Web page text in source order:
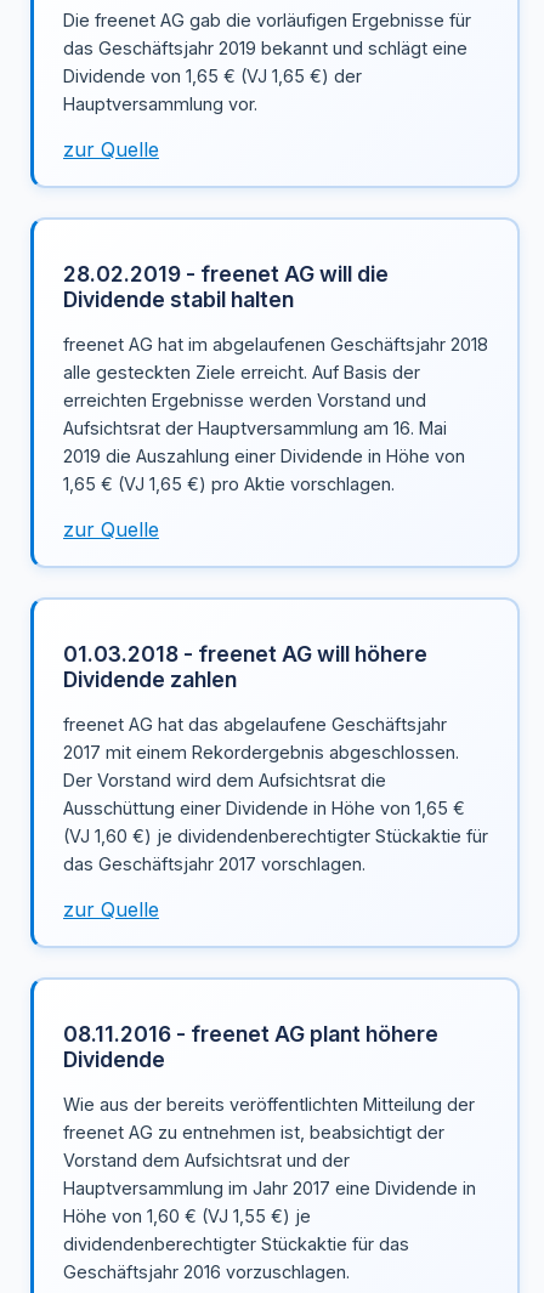
Die freenet AG gab die vorläufigen Ergebnisse für
das Geschäftsjahr 2019 bekannt und schlägt eine
Dividende von 1,65 € (VJ 1,65 €) der
Hauptversammlung vor.
zur Quelle
28.02.2019 - freenet AG will die
Dividende stabil halten
freenet AG hat im abgelaufenen Geschäftsjahr 2018
alle gesteckten Ziele erreicht. Auf Basis der
erreichten Ergebnisse werden Vorstand und
Aufsichtsrat der Hauptversammlung am 16. Mai
2019 die Auszahlung einer Dividende in Höhe von
1,65 € (VJ 1,65 €) pro Aktie vorschlagen.
zur Quelle
01.03.2018 - freenet AG will höhere
Dividende zahlen
freenet AG hat das abgelaufene Geschäftsjahr
2017 mit einem Rekordergebnis abgeschlossen.
Der Vorstand wird dem Aufsichtsrat die
Ausschüttung einer Dividende in Höhe von 1,65 €
(VJ 1,60 €) je dividendenberechtigter Stückaktie für
das Geschäftsjahr 2017 vorschlagen.
zur Quelle
08.11.2016 - freenet AG plant höhere
Dividende
Wie aus der bereits veröffentlichten Mitteilung der
freenet AG zu entnehmen ist, beabsichtigt der
Vorstand dem Aufsichtsrat und der
Hauptversammlung im Jahr 2017 eine Dividende in
Höhe von 1,60 € (VJ 1,55 €) je
dividendenberechtigter Stückaktie für das
Geschäftsjahr 2016 vorzuschlagen.